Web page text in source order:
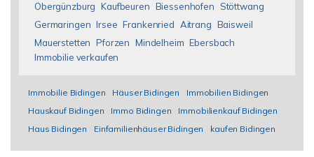
Obergünzburg Kaufbeuren Biessenhofen
Stöttwang
Germaringen Irsee Frankenried Aitrang Baisweil
Mauerstetten Pforzen Mindelheim Ebersbach
Immobilie verkaufen
Immobilie Bidingen Häuser Bidingen
Immobilien Bidingen
Hauskauf Bidingen
Immo Bidingen
Immobilienkauf Bidingen
Haus Bidingen
Einfamilienhäuser Bidingen kaufen Bidingen